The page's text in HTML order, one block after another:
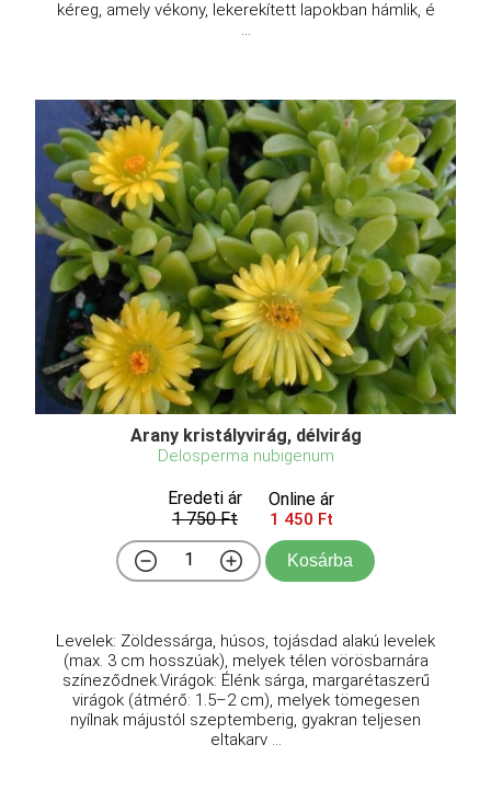
kéreg, amely vékony, lekerekített lapokban hámlik, é
...
Arany kristályvirág, délvirág
Delosperma nubigenum
Eredeti ár
1 750 Ft
Online ár
1 450 Ft
Kosárba
Levelek: Zöldessárga, húsos, tojásdad alakú levelek
(max. 3 cm hosszúak), melyek télen vörösbarnára
színeződnek.Virágok: Élénk sárga, margarétaszerű
virágok (átmérő: 1.5–2 cm), melyek tömegesen
nyílnak májustól szeptemberig, gyakran teljesen
eltakarv ...